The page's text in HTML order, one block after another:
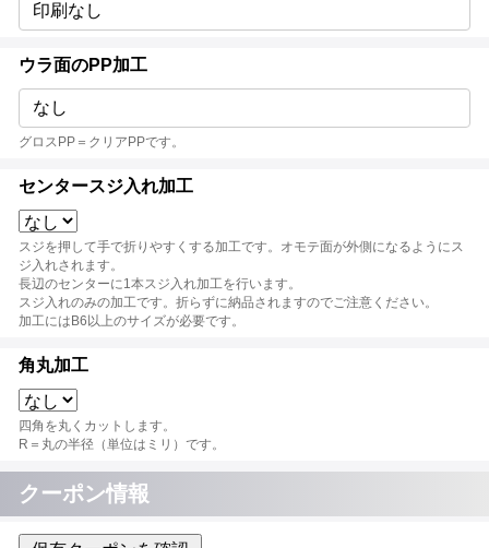
印刷なし
ウラ面のPP加工
なし
グロスPP＝クリアPPです。
センタースジ入れ加工
スジを押して手で折りやすくする加工です。オモテ面が外側になるようにス
ジ入れされます。
長辺のセンターに1本スジ入れ加工を行います。
スジ入れのみの加工です。折らずに納品されますのでご注意ください。
加工にはB6以上のサイズが必要です。
角丸加工
四角を丸くカットします。
R＝丸の半径（単位はミリ）です。
クーポン情報